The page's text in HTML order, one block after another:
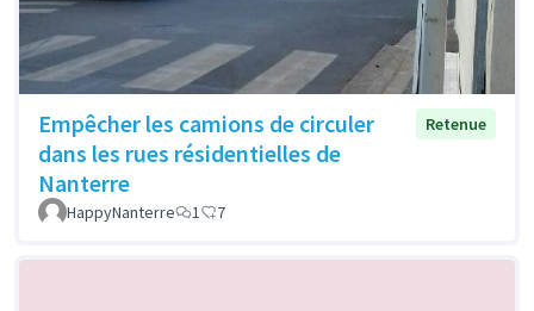
Empêcher les camions de circuler
dans les rues résidentielles de
Nanterre
Retenue
HappyNanterre 1 7